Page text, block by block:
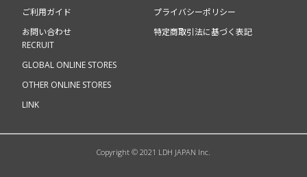
ご利用ガイド
お問い合わせ
プライバシーポリシー
特定商取引法に基づく表記
RECRUIT
GLOBAL ONLINE STORES
OTHER ONLINE STORES
LINK
Copyright © 2021 LDH JAPAN Inc.